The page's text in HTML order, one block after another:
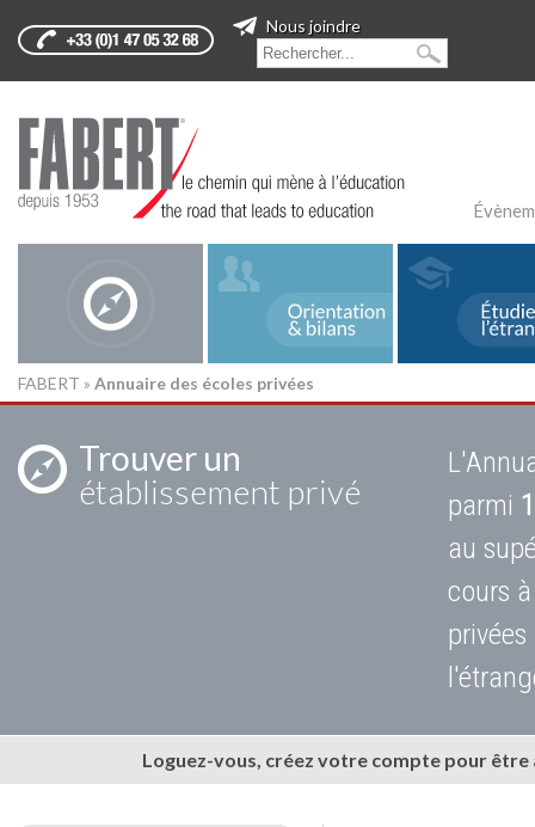
Nous joindre
FABERT » Annuaire des écoles privées
Trouver un
établissement privé
parmi
au
cours
Loguez-vous, créez votre compte pour